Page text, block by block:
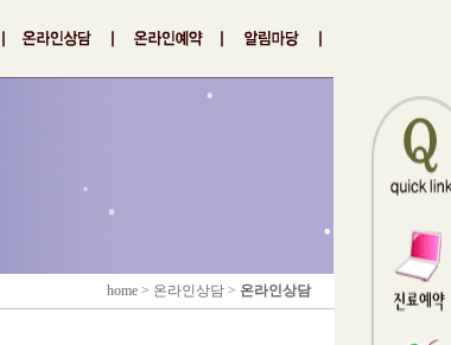
home > 온라인상담 > 온라인상담